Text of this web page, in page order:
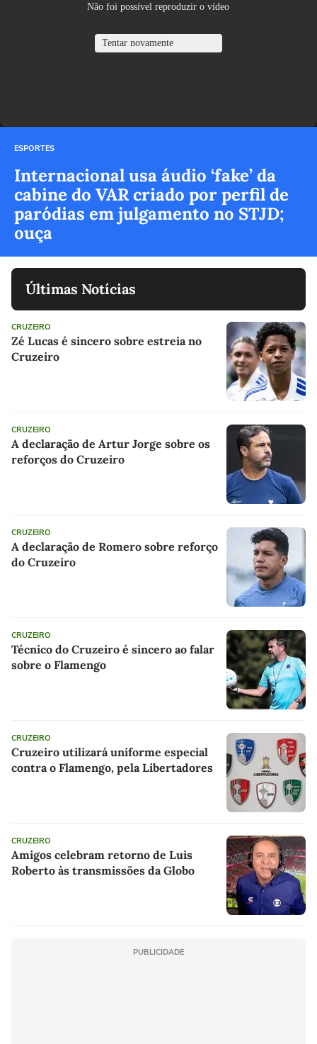
ESPORTES
Internacional usa áudio ‘fake’ da
cabine do VAR criado por perfil de
paródias em julgamento no STJD;
ouça
Últimas Notícias
CRUZEIRO
Zé Lucas é sincero sobre estreia no
Cruzeiro
CRUZEIRO
A declaração de Artur Jorge sobre os
reforços do Cruzeiro
CRUZEIRO
A declaração de Romero sobre reforço
do Cruzeiro
CRUZEIRO
Técnico do Cruzeiro é sincero ao falar
sobre o Flamengo
CRUZEIRO
Cruzeiro utilizará uniforme especial
contra o Flamengo, pela Libertadores
CRUZEIRO
Amigos celebram retorno de Luis
Roberto às transmissões da Globo
PUBLICIDADE